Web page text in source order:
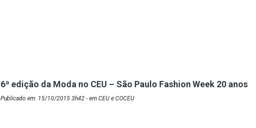
6ª edição da Moda no CEU – São Paulo Fashion Week 20 anos
Publicado em: 15/10/2015 3h42 - em CEU e COCEU